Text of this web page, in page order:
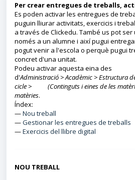
Per crear entregues de treballs,
Es poden activar les entregues de
puguin lliurar activitats, exercicis i
a través de Clickedu. També us pot
només a un alumne i així pugui
pogut venir a l'escola o perquè pugui
concret d'una unitat.
Podeu activar aquesta eina des
d'Administració > Acadèmic > Estructura
cicle >
(Continguts i eines de les
matèries.
Índex:
—Nou treball
—Gestionar les entregues de treballs
—Exercicis del llibre digital
NOU TREBALL